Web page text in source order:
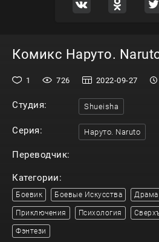
Комикс Наруто.
1 726 2022-09-27
Студия: Shueisha
Серия: Наруто. Naruto
Переводчик:
Категории:
Боевик Боевые Искусства Драма
Приключения Психология
Фэнтези